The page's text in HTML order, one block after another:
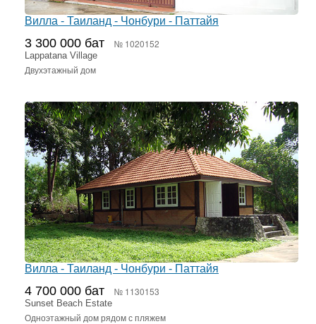
Вилла - Таиланд - Чонбури - Паттайя
3 300 000 бат № 1020152
Lappatana Village
Двухэтажный дом
Вилла - Таиланд - Чонбури - Паттайя
4 700 000 бат № 1130153
Sunset Beach Estate
Одноэтажный дом рядом с пляжем